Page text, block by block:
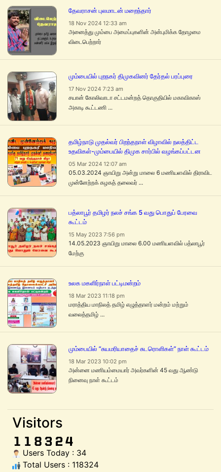
தேவராசன் புலமாடன் மறைந்தார்
18 Nov 2024 12:33 am
அனைத்து மும்பை அமைப்புகளின் அன்புமிக்க தோழமை
விடைபெற்றார்
மும்பையில் புறநகர் திமுகவினர் தேர்தல் பரப்புரை
17 Nov 2024 7:23 am
சயான் கோலிவாடா சட்டமன்றத் தொகுதியில் மகாவிகாஸ்
அகாடி கூட்டணி ...
தமிழ்நாடு முதல்வர் பிறந்தநாள் விழாவில் நலத்திட்ட
உதவிகள்-மும்பையில் திமுக சார்பில் வழங்கப்பட்டன
05 Mar 2024 12:07 am
05.03.2024 ஞாயிறு அன்று மாலை 6 மணியளவில் திராவிட
முன்னேற்றக் கழகத் தலைவர் ...
பத்லாபூர் தமிழர் நலச் சங்க 5 வது பொதுப் பேரவை
கூட்டம்
15 May 2023 7:56 pm
14.05.2023 ஞாயிறு மாலை 6.00 மணியளவில் பத்லாபூர்
மேற்கு
உலக மகளிர்நாள் பட்டிமன்றம்
18 Mar 2023 11:18 pm
மராத்திய மாநிலத் தமிழ் எழுத்தாளர் மன்றம் மற்றும்
வலைத்தமிழ் ...
மும்பையில் “சுயமரியாதைச் சுடரொளிகள்” நாள் கூட்டம்
18 Mar 2023 10:02 pm
அன்னை மணியம்மையார் அவர்களின் 45 வது ஆண்டு
நினைவு நாள் கூட்டம்
Visitors
Users Today : 34
Total Users : 118324